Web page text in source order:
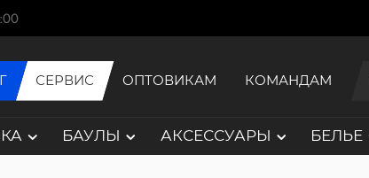
СЕРВИС ОПТОВИКАМ КОМАНДАМ
БАУЛЫ АКСЕССУАРЫ БЕЛЬЕ